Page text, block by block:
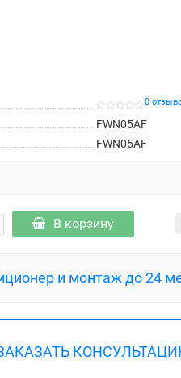
0
FWN05AF
FWN05AF
В корзину
и монтаж до 24